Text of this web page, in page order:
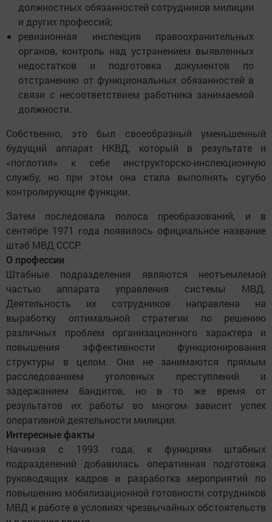
должностных обязанностей сотрудников милиции
и других профессий;
ревизионная инспекция правоохранительных
органов, контроль над устранением выявленных
недостатков и подготовка документов по
отстранению от функциональных обязанностей в
связи с несоответствием работника занимаемой
должности.
Собственно, это был своеобразный уменьшенный
будущий аппарат НКВД, который в результате и
«поглотил» к себе инструкторско-инспекционную
службу, но при этом она стала выполнять сугубо
контролирующие функции.
Затем последовала полоса преобразований, и в
сентябре 1971 года появилось официальное название
штаб МВД СССР.
О профессии
Штабные подразделения являются неотъемлемой
частью аппарата управления системы МВД.
Деятельность их сотрудников направлена на
выработку оптимальной стратегии по решению
различных проблем организационного характера и
повышения эффективности функционирования
структуры в целом. Они не занимаются прямым
расследованием уголовных преступлений и
задержанием бандитов, но в то же время от
результатов их работы во многом зависит успех
оперативной деятельности милиции.
Интересные факты
Начиная с 1993 года, к функциям штабных
подразделений добавилась оперативная подготовка
руководящих кадров и разработка мероприятий по
повышению мобилизационной готовности сотрудников
МВД к работе в условиях чрезвычайных обстоятельств